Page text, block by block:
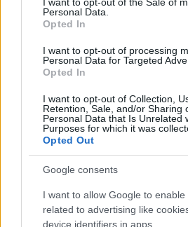
Personal Data.
Opted In
I want to opt-out of processing
Personal Data for Targeted
Opted In
I want to opt-out of Collection,
Retention, Sale, and/or Sharing
Personal Data that Is Unrelated
Purposes for which it was
Opted Out
Google consents
I want to allow Google to enable
related to advertising like
device identifiers in apps.
Στην Περιφέρεια Θεσσαλίας
θα λειτουργήσουν έως και
τηλεκπαίδευσης ενώ θα
σχολικές μονάδες στην
Πρωθυπουργός ενημερώθηκε
δεδομένα σχετικά με τα
Υγείας και για τις άμεσες
Ποιοι συμμετείχαν στην